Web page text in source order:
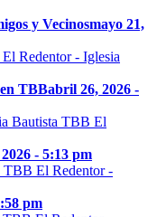
y Vecinosmayo 21,
TBBabril 26, 2026 -
- 5:13 pm
pm